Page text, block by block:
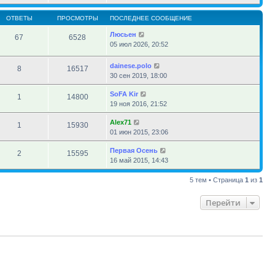
ОТВЕТЫ ПРОСМОТРЫ ПОСЛЕДНЕЕ СООБЩЕНИЕ
67 6528
Люсьен
05 июл 2026, 20:52
8 16517
dainese.polo
30 сен 2019, 18:00
1 14800
SoFA Kir
19 ноя 2016, 21:52
1 15930
Alex71
01 июн 2015, 23:06
2 15595
Первая Осень
16 май 2015, 14:43
5 тем • Страница 1 из 1
Перейти